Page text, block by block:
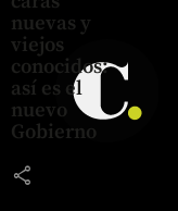
nuevas y
viejos
conocidos:
así es el
nuevo
Gobierno
share